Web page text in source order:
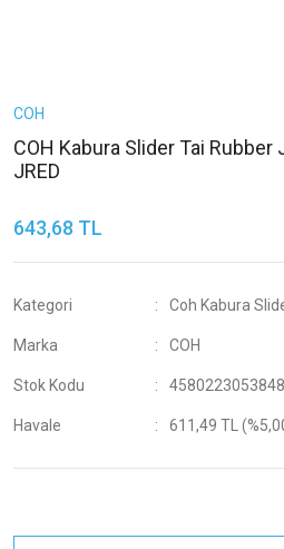
COH
COH Kabura Slider Tai Rubber
JRED
643,68 TL
Kategori Coh Kabura
Marka COH
Stok Kodu 4580223053848
Havale 611,49 TL